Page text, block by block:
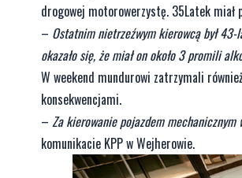
drogowej motorowerzystę. 35Latek
– Ostatnim nietrzeźwym kierowcą był
okazało się, że miał on około 3 promili
W weekend mundurowi zatrzymali
konsekwencjami.
– Za kierowanie pojazdem
komunikacie KPP w Wejherowie.